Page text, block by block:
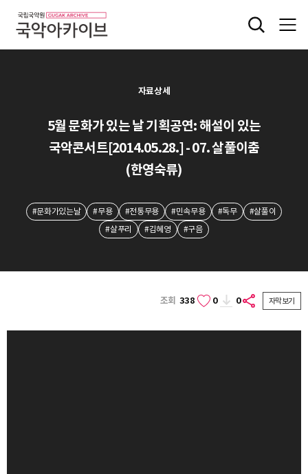
자료상세
5월 문화가 있는 날 기획공연: 해설이 있는
국악콘서트[2014.05.28.] - 07. 살풀이춤
(한영숙류)
#문화가있는날 #무용 #전통무용 #민속무용 #독무
#살풀이
#살푸리
#김혜영 #구음
조회 338 0 0 자막보기